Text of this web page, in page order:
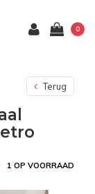
0
Terug
1 OP VOORRAAD